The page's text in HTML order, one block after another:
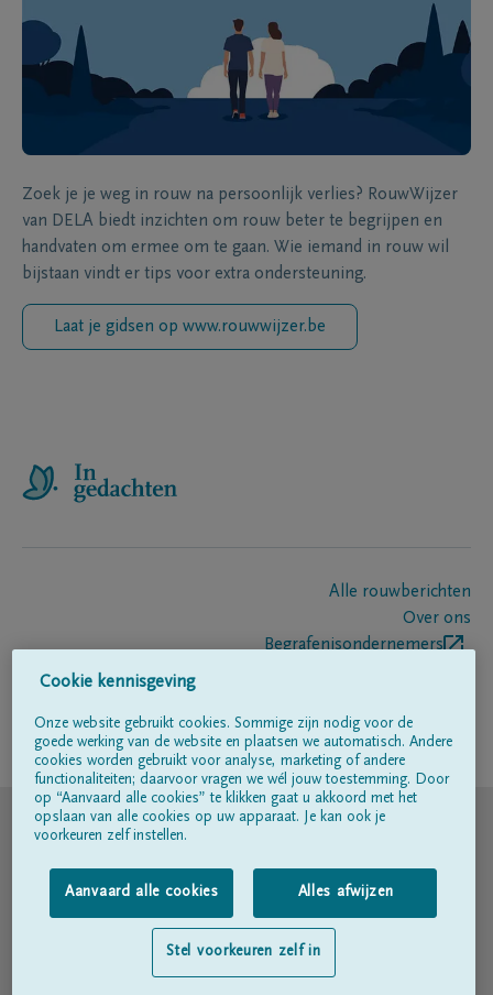
Zoek je je weg in rouw na persoonlijk verlies? RouwWijzer
van DELA biedt inzichten om rouw beter te begrijpen en
handvaten om ermee om te gaan. Wie iemand in rouw wil
bijstaan vindt er tips voor extra ondersteuning.
Laat je gidsen op www.rouwwijzer.be
Alle rouwberichten
Over ons
Begrafenisondernemers
Volg ons op
© DELA
Gebruiksvoorwaarden
Privacyverklaring
Toegankelijkheidsverklaring
Cookie kennisgeving
Onze website gebruikt cookies. Sommige zijn nodig voor de
goede werking van de website en plaatsen we automatisch. Andere
cookies worden gebruikt voor analyse, marketing of andere
functionaliteiten; daarvoor vragen we wél jouw toestemming. Door
op “Aanvaard alle cookies” te klikken gaat u akkoord met het
opslaan van alle cookies op uw apparaat. Je kan ook je
voorkeuren zelf instellen.
Aanvaard alle cookies Alles afwijzen
Stel voorkeuren zelf in